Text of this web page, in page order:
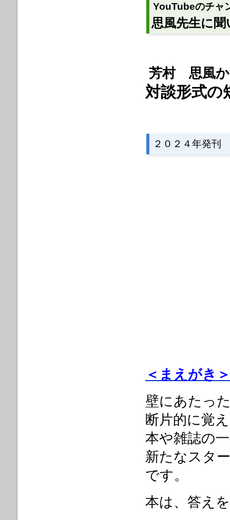
YouTubeのチャ
思風先生に
芳村 思風か
対談形式
２０２４年
＜まえがき＞
壁にあたっ
断片的に覚
本や雑誌の
新たなスタ
です。
本は、答え